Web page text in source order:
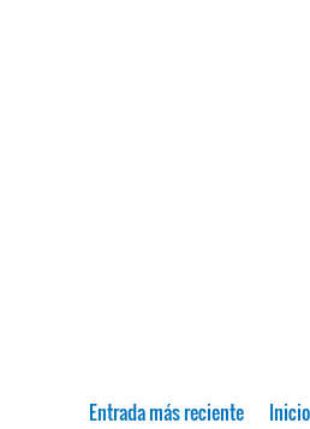
Entrada más reciente Inicio